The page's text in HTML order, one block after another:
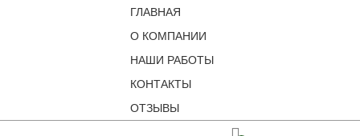
ГЛАВНАЯ
О КОМПАНИИ
НАШИ РАБОТЫ
КОНТАКТЫ
ОТЗЫВЫ